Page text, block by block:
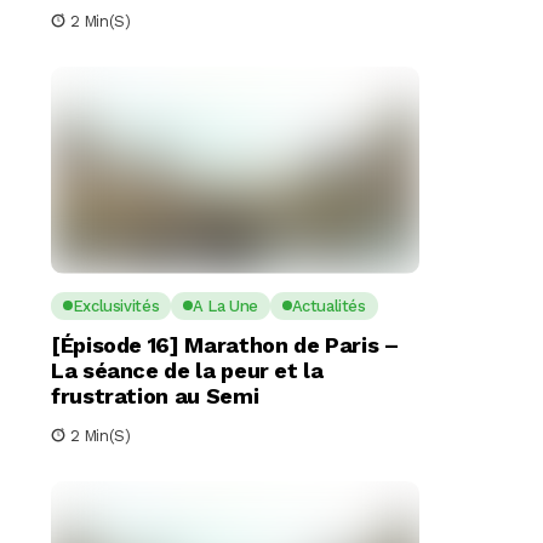
2 Min(s)
Exclusivités A La Une Actualités
[Épisode 16] Marathon de Paris –
La séance de la peur et la
frustration au Semi
2 Min(s)